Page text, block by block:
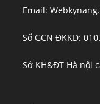
Email:
Số GCN ĐKKD:
Sở KH&ĐT Hà nội